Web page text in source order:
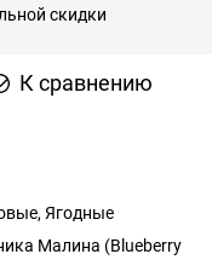
скидки
К сравнению
, Ягодные
Малина (Blueberry